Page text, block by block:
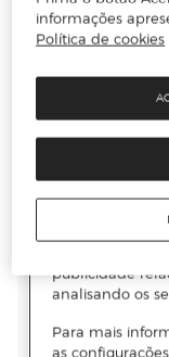
informações
Política de cookies